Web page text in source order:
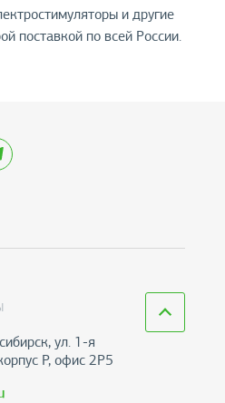
и другие
поставкой по всей России.
ул. 1-я
Р, офис 2Р5